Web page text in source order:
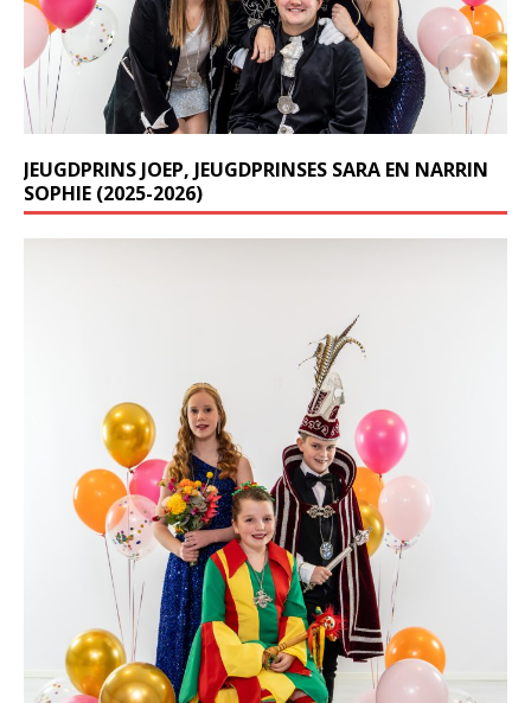
JEUGDPRINS JOEP, JEUGDPRINSES SARA EN NARRIN
SOPHIE (2025-2026)